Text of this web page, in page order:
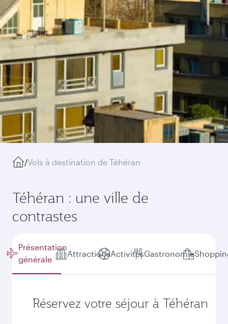
/Vols à destination de Téhéran
Téhéran : une ville de
contrastes
Présentation
générale
AttractionsActivitésGastronomie
Réservez votre séjour à Téhéran